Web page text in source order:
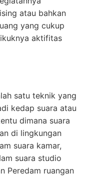
atau bahkan
yang cukup
aktifitas
satu teknik yang
kedap suara atau
dimana suara
di lingkungan
suara kamar,
suara studio
Peredam ruangan